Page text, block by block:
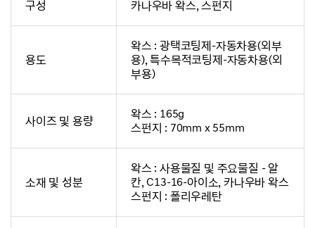
구성 카나우바 왁스, 스펀지
용도
왁스 : 광택코팅제-자동차용(외부
용), 특수목적코팅제-자동차용(외
부용)
사이즈 및 용량
왁스 : 165g
스펀지 : 70mm x 55mm
소재 및 성분
왁스 : 사용물질 및 주요물질 - 알
칸, C13-16-아이소, 카나우바 왁스
스펀지 : 폴리우레탄